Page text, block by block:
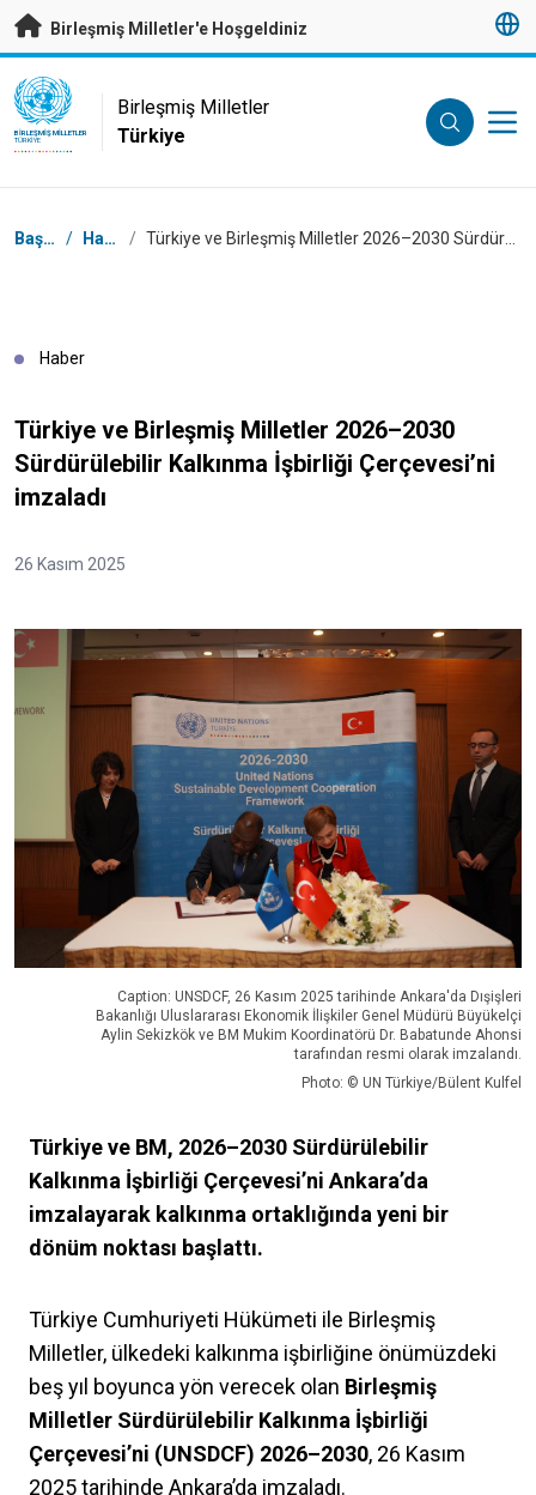
Esas içeriğe atla
Birleşmiş Milletler'e Hoşgeldiniz
UN Logo
BIRLEŞMIŞ MILLETLER
TÜRKIYE
Birleşmiş Milletler
Türkiye
Breadcrumb
Başlangıç / Haberler /
Haber
Türkiye ve Birleşmiş Milletler 2026–2030
Sürdürülebilir Kalkınma İşbirliği Çerçevesi’ni
imzaladı
26 Kasım 2025
Caption: UNSDCF, 26 Kasım 2025 tarihinde Ankara'da Dışişleri
Bakanlığı Uluslararası Ekonomik İlişkiler Genel Müdürü Büyükelçi
Aylin Sekizkök ve BM Mukim Koordinatörü Dr. Babatunde Ahonsi
tarafından resmi olarak imzalandı.
Photo: © UN Türkiye/Bülent Kulfel
Türkiye ve BM, 2026–2030 Sürdürülebilir
Kalkınma İşbirliği Çerçevesi’ni Ankara’da
imzalayarak kalkınma ortaklığında yeni bir
dönüm noktası başlattı.
Türkiye Cumhuriyeti Hükümeti ile Birleşmiş
Milletler, ülkedeki kalkınma işbirliğine önümüzdeki
beş yıl boyunca yön verecek olan Birleşmiş
Milletler Sürdürülebilir Kalkınma İşbirliği
Çerçevesi’ni (UNSDCF) 2026–2030, 26 Kasım
2025 tarihinde Ankara’da imzaladı.